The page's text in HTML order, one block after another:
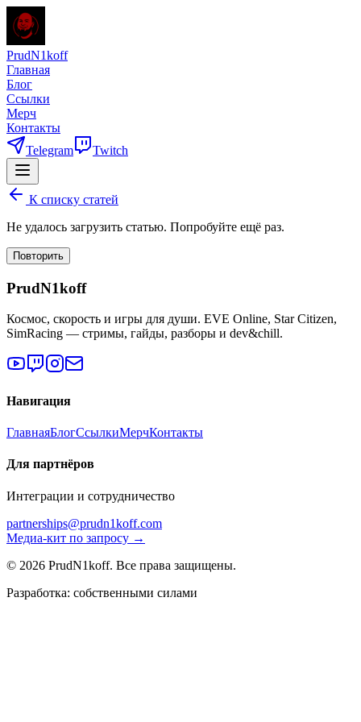
PrudN1koff
Главная
Блог
Ссылки
Мерч
Контакты
Telegram
Twitch
К списку статей
Не удалось загрузить статью. Попробуйте ещё раз.
Повторить
PrudN1koff
Космос, скорость и игры для души. EVE Online, Star Citizen,
SimRacing — стримы, гайды, разборы и dev&chill.
Навигация
ГлавнаяБлогСсылкиМерчКонтакты
Для партнёров
Интеграции и сотрудничество
partnerships@prudn1koff.com
Медиа-кит по запросу →
© 2026 PrudN1koff. Все права защищены.
Разработка: собственными силами